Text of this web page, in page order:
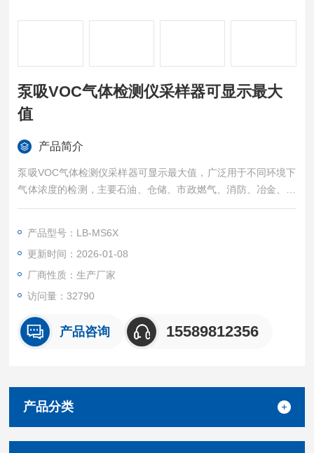
泵吸VOC气体检测仪采样器可显示最大
值
产品简介
泵吸VOC气体检测仪采样器可显示最大值，广泛用于不同环境下
气体浓度的检测，主要石油、仓储、市政燃气、消防、冶金、生
物医药、能源电力、电厂、化工、应急检测、受限空间检测、管
产品型号：LB-MS6X
更新时间：2026-01-08
厂商性质：生产厂家
访问量：32790
产品咨询 15589812356
产品分类